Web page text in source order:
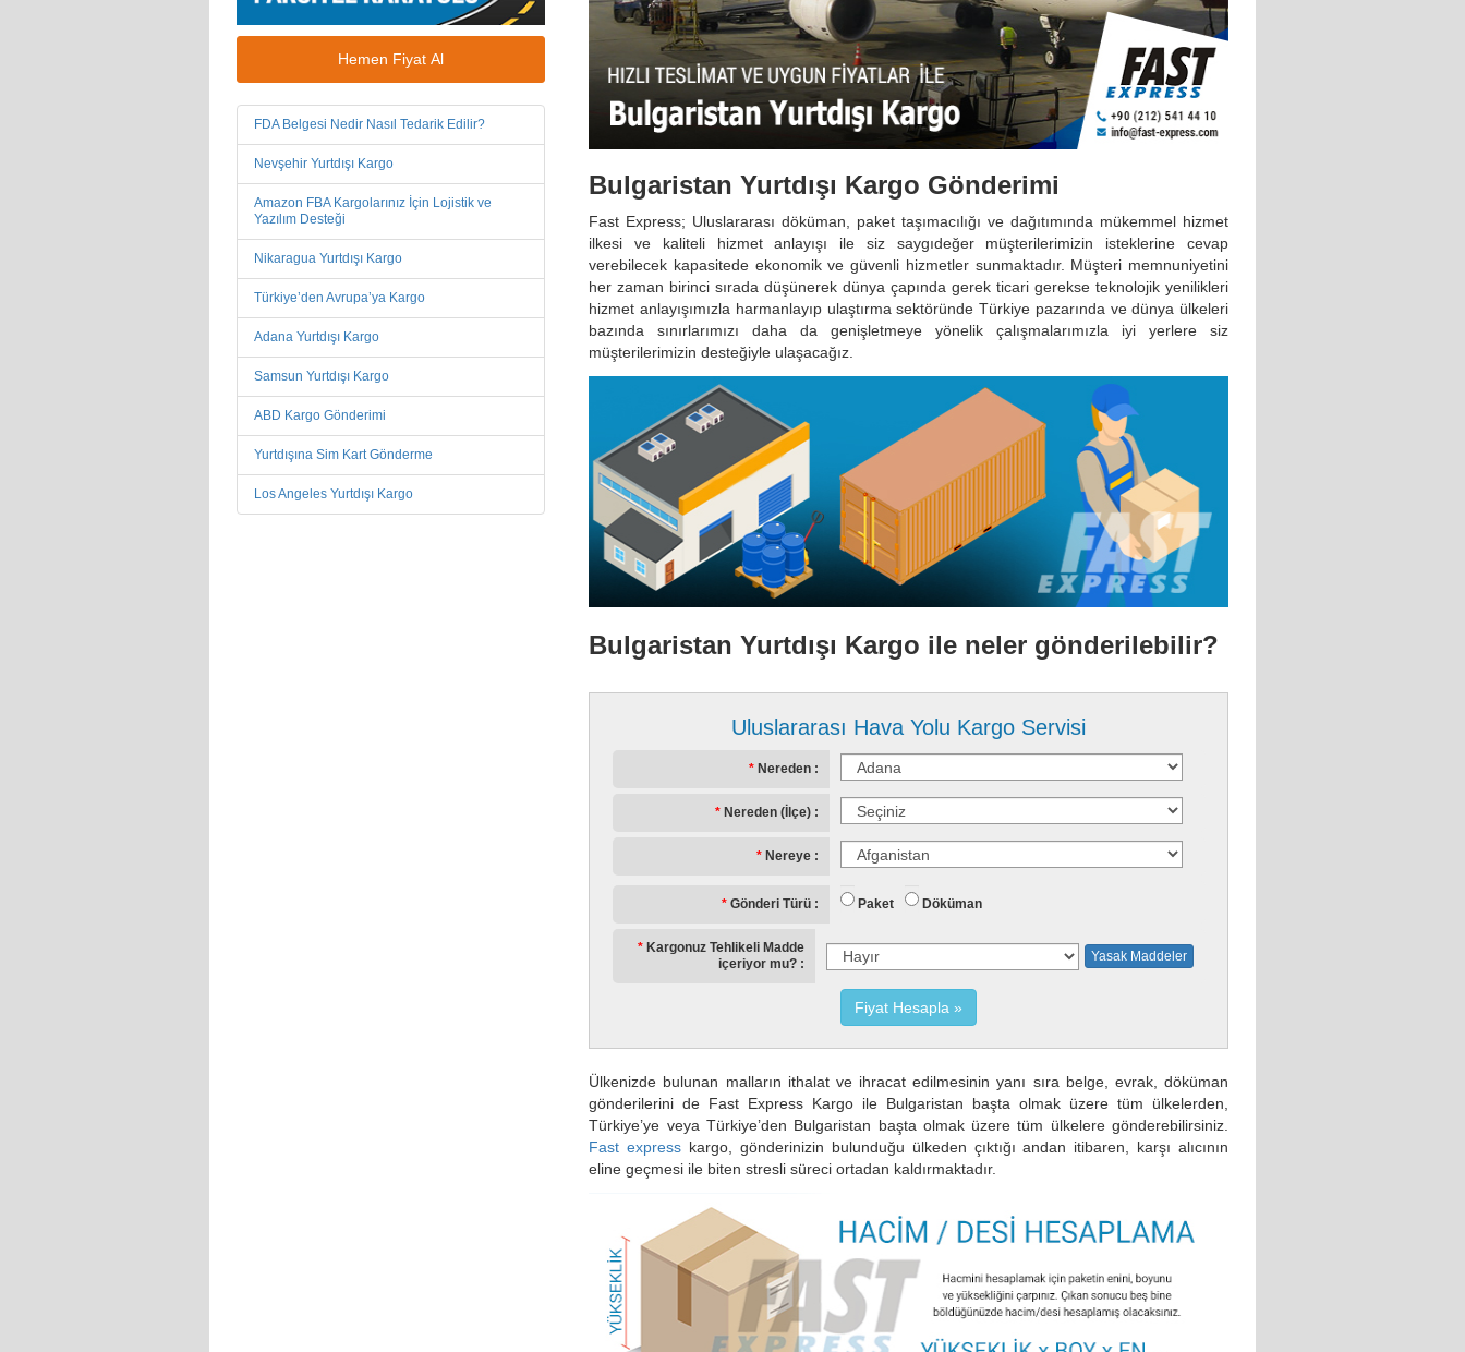
Hemen Fiyat Al
FDA Belgesi Nedir Nasıl Tedarik Edilir?
Nevşehir Yurtdışı Kargo
Amazon FBA Kargolarınız İçin Lojistik ve
Yazılım Desteği
Nikaragua Yurtdışı Kargo
Türkiye’den Avrupa’ya Kargo
Adana Yurtdışı Kargo
Samsun Yurtdışı Kargo
ABD Kargo Gönderimi
Yurtdışına Sim Kart Gönderme
Los Angeles Yurtdışı Kargo
Uluslararası Hava Yolu Kargo Servisi
Nereden
Nereden (İlçe)
Nereye
Gönderi Türü Paket Döküman
Kargonuz Tehlikeli Madde
içeriyor mu?
Yasak Maddeler
Fiyat Hesapla
Bulgaristan Yurtdışı Kargo Gönderimi
Fast Express; Uluslararası döküman, paket taşımacılığı ve dağıtımında mükemmel hizmet
ilkesi ve kaliteli hizmet anlayışı ile siz saygıdeğer müşterilerimizin isteklerine cevap
verebilecek kapasitede ekonomik ve güvenli hizmetler sunmaktadır. Müşteri memnuniyetini
her zaman birinci sırada düşünerek dünya çapında gerek ticari gerekse teknolojik yenilikleri
hizmet anlayışımızla harmanlayıp ulaştırma sektöründe Türkiye pazarında ve dünya ülkeleri
bazında sınırlarımızı daha da genişletmeye yönelik çalışmalarımızla iyi yerlere siz
müşterilerimizin desteğiyle ulaşacağız.
Bulgaristan Yurtdışı Kargo ile neler gönderilebilir?
Ülkenizde bulunan malların ithalat ve ihracat edilmesinin yanı sıra belge, evrak, döküman
gönderilerini de Fast Express Kargo ile Bulgaristan başta olmak üzere tüm ülkelerden,
Türkiye’ye veya Türkiye’den Bulgaristan başta olmak üzere tüm ülkelere gönderebilirsiniz.
Fast express kargo, gönderinizin bulunduğu ülkeden çıktığı andan itibaren, karşı alıcının
eline geçmesi ile biten stresli süreci ortadan kaldırmaktadır.